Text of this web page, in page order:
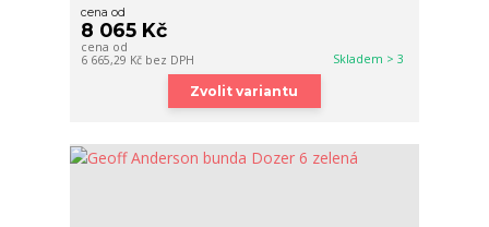
cena od
8 065 Kč
cena od
6 665,29 Kč bez DPH Skladem > 3
Zvolit variantu